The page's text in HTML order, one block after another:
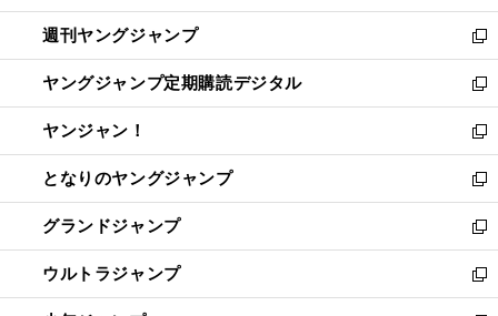
開
く
ウ
で
開
く
ン
ド
ウ
で
開
く
ウ
ィ
ン
ド
ウ
で
開
く
週刊ヤングジャンプ
新
し
い
ウ
ィ
ン
ド
ウ
で
開
く
ヤングジャンプ定期購読デジタル
新
し
い
ウ
ィ
ン
ド
ウ
で
開
ヤンジャン！
新
し
い
ウ
ィ
ン
ド
ウ
となりのヤングジャンプ
新
し
い
ウ
ィ
ン
グランドジャンプ
新
し
い
ウ
ウルトラジャンプ
新
し